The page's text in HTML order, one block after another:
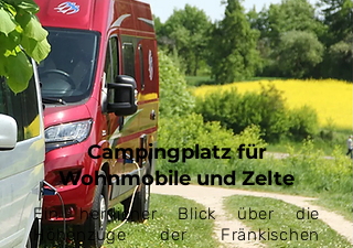
Campingplatz für
Wohnmobile und Zelte
Ein herrlicher Blick über die
Höhenzüge der Fränkischen